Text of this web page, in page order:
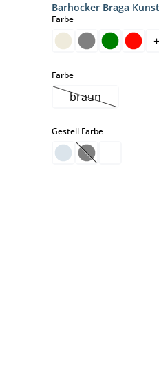
Barhocker Braga
Farbeauswählen
+
Farbeauswählen
braun(Diese Option
Gestell Farbeauswählen
(Diese Option